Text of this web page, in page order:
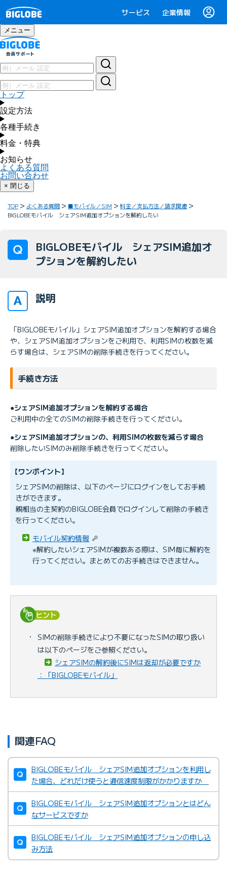
サービス 企業情報
メニュー
トップ
設定方法
各種手続き
料金・特典
お知らせ
よくある質問
お問い合わせ
× 閉じる
TOP よくある質問 ■モバイル／SIM
料金／支払方法／請求関連
BIGLOBEモバイル シェアSIM追加オプションを解約したい
BIGLOBEモバイル シェアSIM追加オ
プションを解約したい
説明
「BIGLOBEモバイル」シェアSIM追加オプションを解約する場合
や、シェアSIM追加オプションをご利用で、利用SIMの枚数を減
らす場合は、シェアSIMの削除手続きを行ってください。
手続き方法
●シェアSIM追加オプションを解約する場合
ご利用中の全てのSIMの削除手続きを行ってください。
●シェアSIM追加オプションの、利用SIMの枚数を減らす場合
削除したいSIMのみ削除手続きを行ってください。
【ワンポイント】
シェアSIMの削除は、以下のページにログインをしてお手続
きができます。
親相当の主契約のBIGLOBE会員でログインして削除の手続き
を行ってください。
モバイル契約情報
※解約したいシェアSIMが複数ある際は、SIM毎に解約を
行ってください。まとめてのお手続きはできません。
・
SIMの削除手続きにより不要になったSIMの取り扱い
は以下のページをご参照ください。
シェアSIMの解約後にSIMは返却が必要ですか
：「BIGLOBEモバイル」
関連FAQ
BIGLOBEモバイル シェアSIM追加オプションを利用し
た場合、どれだけ使うと通信速度制限がかかりますか
BIGLOBEモバイル シェアSIM追加オプションとはどん
なサービスですか
BIGLOBEモバイル シェアSIM追加オプションの申し込
み方法